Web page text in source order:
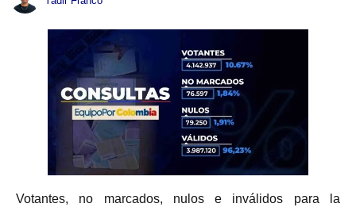
Votantes, no marcados, nulos e inválidos para la